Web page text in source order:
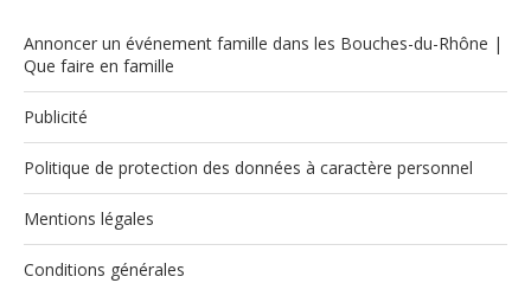
Annoncer un événement famille dans les Bouches-du-Rhône |
Que faire en famille
Publicité
Politique de protection des données à caractère personnel
Mentions légales
Conditions générales